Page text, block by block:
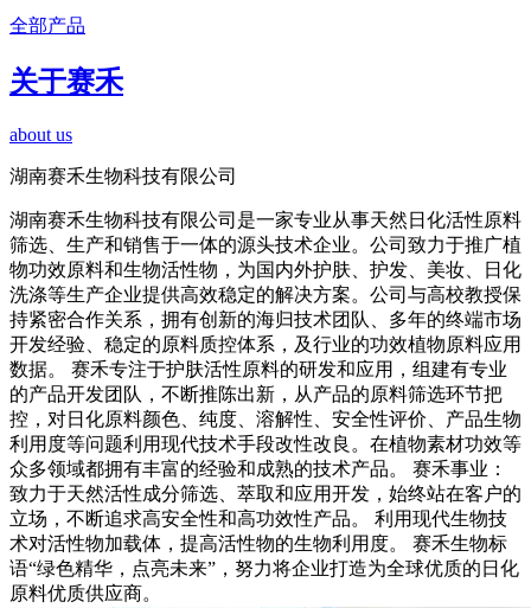
全部产品
关于赛禾
about us
湖南赛禾生物科技有限公司
湖南赛禾生物科技有限公司是一家专业从事天然日化活性原料
筛选、生产和销售于一体的源头技术企业。公司致力于推广植
物功效原料和生物活性物，为国内外护肤、护发、美妆、日化
洗涤等生产企业提供高效稳定的解决方案。公司与高校教授保
持紧密合作关系，拥有创新的海归技术团队、多年的终端市场
开发经验、稳定的原料质控体系，及行业的功效植物原料应用
数据。 赛禾专注于护肤活性原料的研发和应用，组建有专业
的产品开发团队，不断推陈出新，从产品的原料筛选环节把
控，对日化原料颜色、纯度、溶解性、安全性评价、产品生物
利用度等问题利用现代技术手段改性改良。在植物素材功效等
众多领域都拥有丰富的经验和成熟的技术产品。 赛禾事业：
致力于天然活性成分筛选、萃取和应用开发，始终站在客户的
立场，不断追求高安全性和高功效性产品。 利用现代生物技
术对活性物加载体，提高活性物的生物利用度。 赛禾生物标
语“绿色精华，点亮未来”，努力将企业打造为全球优质的日化
原料优质供应商。